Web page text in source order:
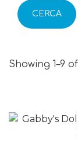
CERCA
Showing 1–9